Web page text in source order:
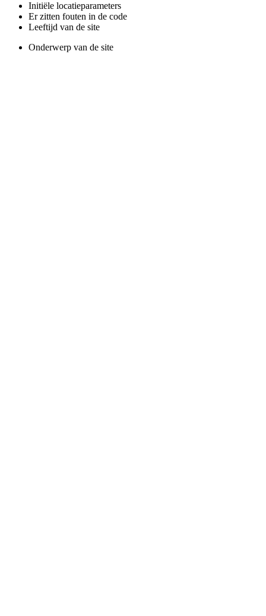
Initiële locatieparameters
Er zitten fouten in de code
Leeftijd van de site
Onderwerp van de site